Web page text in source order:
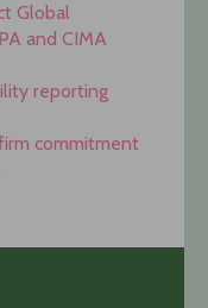
Global
and CIMA
reporting
commitment